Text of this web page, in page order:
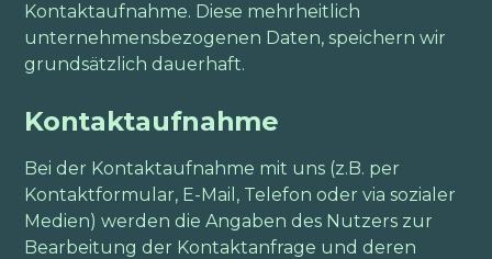
Kontaktaufnahme. Diese mehrheitlich
unternehmensbezogenen Daten, speichern wir
grundsätzlich dauerhaft.
Kontaktaufnahme
Bei der Kontaktaufnahme mit uns (z.B. per
Kontaktformular, E-Mail, Telefon oder via sozialer
Medien) werden die Angaben des Nutzers zur
Bearbeitung der Kontaktanfrage und deren